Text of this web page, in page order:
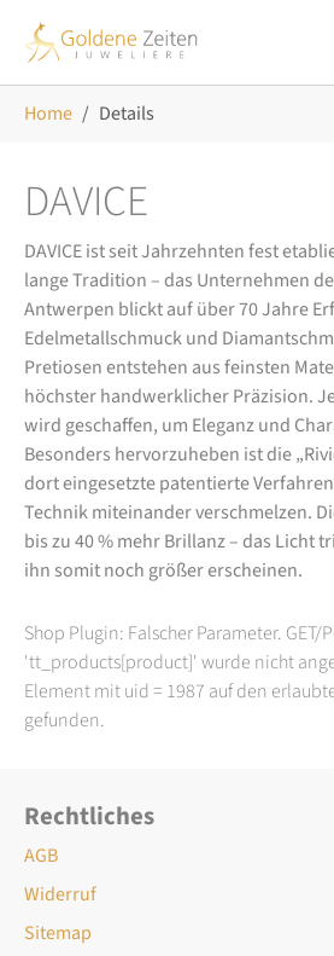
Home Details
DAVICE
DAVICE ist seit Jahrzehnten fest
lange Tradition – das Unternehmen
Antwerpen blickt auf über 70 Jahre
Edelmetallschmuck und
Pretiosen entstehen aus feinsten
höchster handwerklicher Präzision.
wird geschaffen, um Eleganz und
Besonders hervorzuheben ist die
dort eingesetzte patentierte
Technik miteinander verschmelzen.
bis zu 40 % mehr Brillanz – das Licht
ihn somit noch größer erscheinen.
Shop Plugin: Falscher Parameter. GET/
'tt_products[product]' wurde nicht
Element mit uid = 1987 auf den
gefunden.
Rechtliches
AGB
Widerruf
Sitemap